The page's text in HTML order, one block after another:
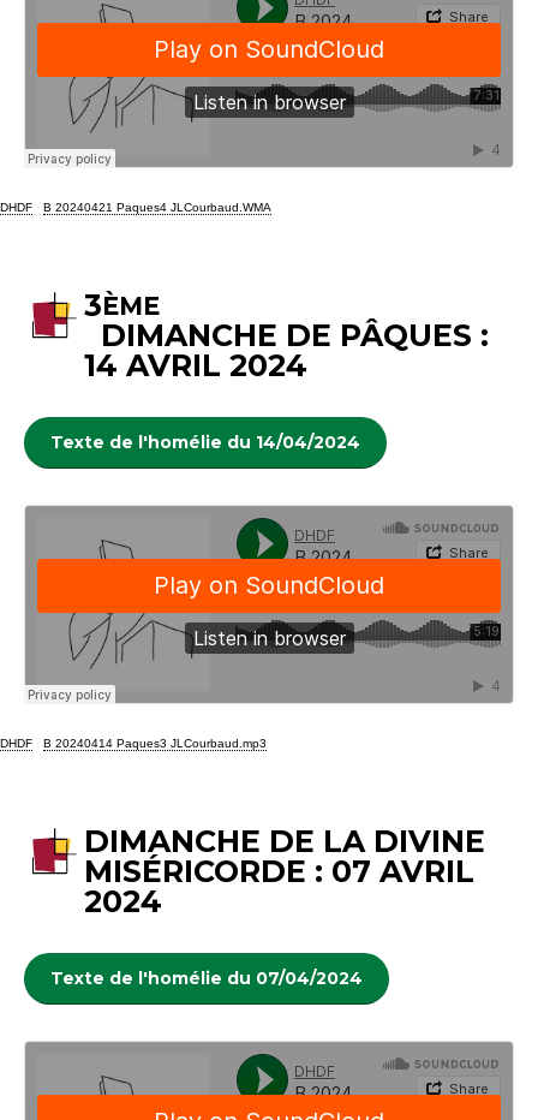
DHDF · B 20240421 Paques4 JLCourbaud.WMA
3ÈME
DIMANCHE DE PÂQUES :
14 AVRIL 2024
Texte de l'homélie du 14/04/2024
DHDF · B 20240414 Paques3 JLCourbaud.mp3
DIMANCHE DE LA DIVINE
MISÉRICORDE : 07 AVRIL
2024
Texte de l'homélie du 07/04/2024